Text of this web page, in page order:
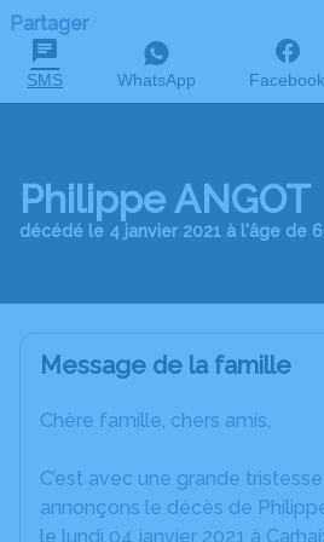
Partager
SMS WhatsApp Facebook
Philippe ANGOT
décédé le 4 janvier 2021 à l'âge de
Message de la famille
Chère famille, chers amis,
C’est avec une grande
annonçons le décès de
le lundi 04 janvier 2021 à